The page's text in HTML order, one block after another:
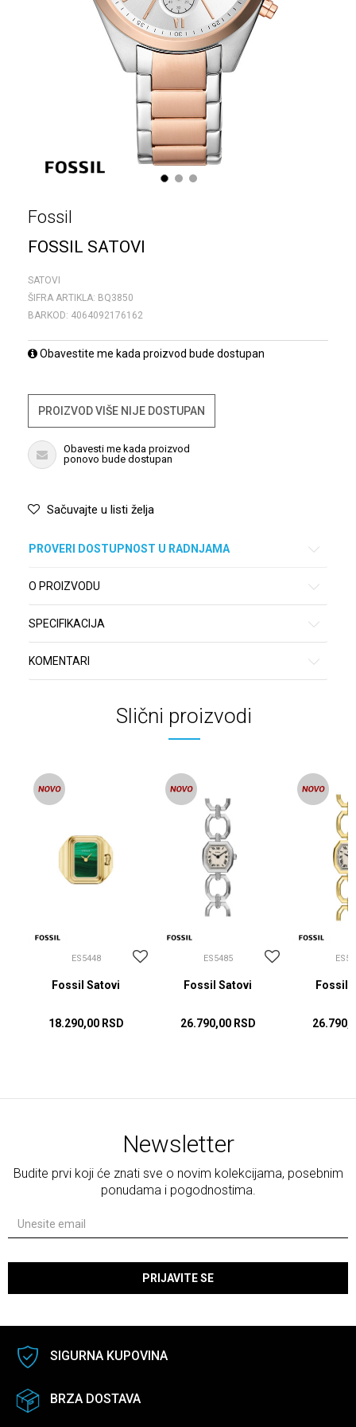
1 2 3
Fossil
FOSSIL SATOVI
SATOVI
ŠIFRA ARTIKLA: BQ3850
BARKOD: 4064092176162
Obavestite me kada proizvod bude dostupan
PROIZVOD VIŠE NIJE DOSTUPAN
Obavesti me kada proizvod
ponovo bude dostupan
Sačuvajte u listi želja
PROVERI DOSTUPNOST U RADNJAMA
O PROIZVODU
SPECIFIKACIJA
KOMENTARI
Slični proizvodi
ES5448
Fossil Satovi
18.290,00 RSD
ES5485
Fossil Satovi
26.790,00 RSD
Fossil
Newsletter
Budite prvi koji će znati sve o novim kolekcijama, posebnim
ponudama i pogodnostima.
PRIJAVITE SE
SIGURNA KUPOVINA
BRZA DOSTAVA